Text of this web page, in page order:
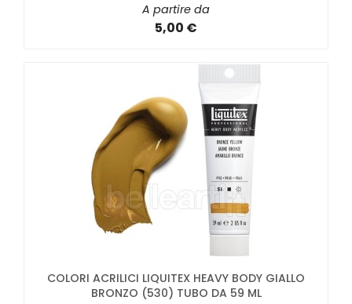
A partire da
5,00 €
COLORI ACRILICI LIQUITEX HEAVY BODY GIALLO
BRONZO (530) TUBO DA 59 ML